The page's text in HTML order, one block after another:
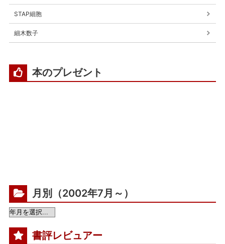
STAP細胞
細木数子
本のプレゼント
月別（2002年7月～）
書評レビュアー